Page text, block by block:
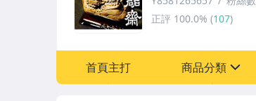
正評 100.0% (107)
首頁主打 商品分類